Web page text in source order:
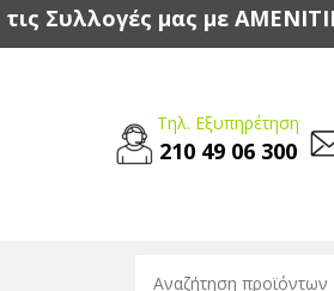
Συλλογές μας με
Τηλ. Εξυπηρέτηση
210 49 06 300